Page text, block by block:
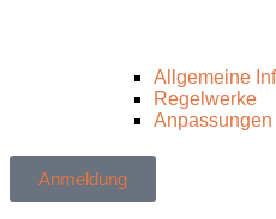
Allgemeine
Regelwerke
Anmeldung